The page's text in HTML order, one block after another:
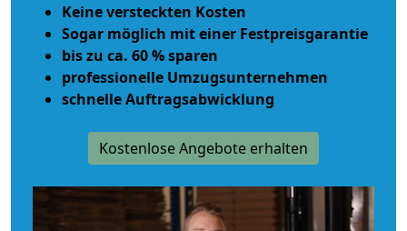
Keine versteckten Kosten
Sogar möglich mit einer Festpreisgarantie
bis zu ca. 60 % sparen
professionelle Umzugsunternehmen
schnelle Auftragsabwicklung
Kostenlose Angebote erhalten